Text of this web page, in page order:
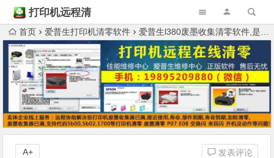
打印机远程清
零首页 爱普生打印机清零软件 爱普生l380废墨收集清零软件,是不是一定要原厂的配件才可以把它修好？
发表评论
A+